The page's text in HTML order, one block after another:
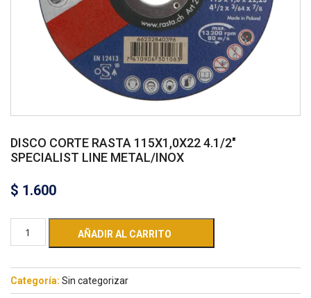
DISCO CORTE RASTA 115X1,0X22 4.1/2″
SPECIALIST LINE METAL/INOX
$ 1.600
AÑADIR AL CARRITO
Categoría: Sin categorizar